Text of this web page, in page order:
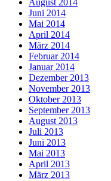
August 2014
Juni 2014
Mai 2014
April 2014
März 2014
Februar 2014
Januar 2014
Dezember 2013
November 2013
Oktober 2013
September 2013
August 2013
Juli 2013
Juni 2013
Mai 2013
April 2013
März 2013